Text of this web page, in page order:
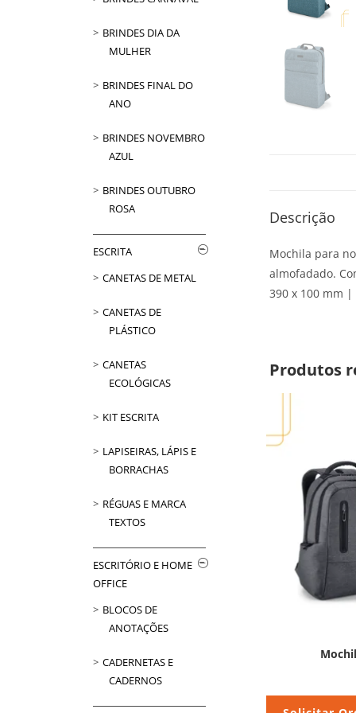
Descrição
Mochila para
almofadado.
390 x 100 mm |
Produtos
BRINDES DIA DA
MULHER
BRINDES FINAL DO
ANO
BRINDES NOVEMBRO
AZUL
BRINDES OUTUBRO
ROSA
ESCRITA
CANETAS DE METAL
CANETAS DE
PLÁSTICO
CANETAS
ECOLÓGICAS
KIT ESCRITA
LAPISEIRAS, LÁPIS E
BORRACHAS
RÉGUAS E MARCA
TEXTOS
ESCRITÓRIO E HOME
OFFICE
BLOCOS DE
ANOTAÇÕES
CADERNETAS E
CADERNOS